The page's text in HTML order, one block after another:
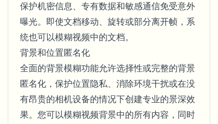
保护机密信息、专有数据和敏感通信免受意外
曝光。即使文档移动、旋转或部分离开帧，系
统也可以模糊视频中的文档。
背景和位置匿名化
全面的背景模糊功能允许选择性或完整的背景
匿名化，保护位置隐私、消除环境干扰或在没
有昂贵的相机设备的情况下创建专业的景深效
果。您可以模糊视频背景中的所有内容，同时